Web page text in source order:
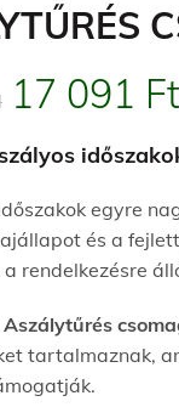
17 091 Ft
egyre
és a
rendelkezésre
tartalmaznak,